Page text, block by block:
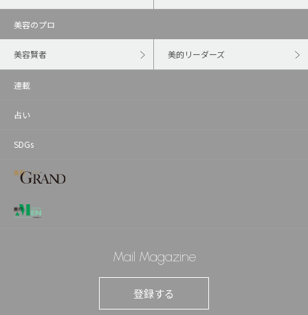
美容のプロ
美容賢者 美的リーダーズ
連載
占い
SDGs
Mail Magazine
登録する